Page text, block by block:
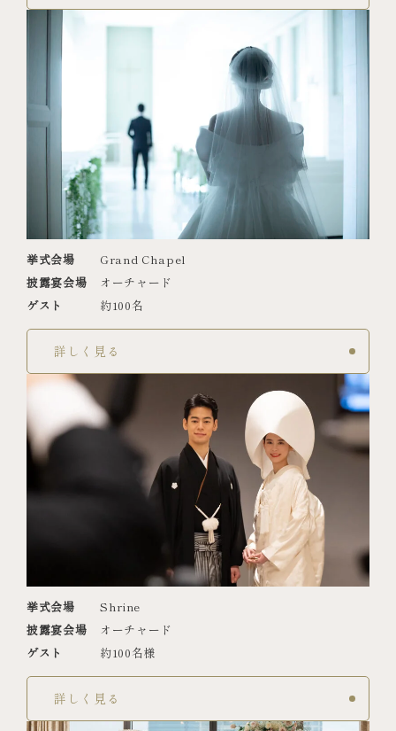
挙式会場
Grand Chapel
披露宴会場
オーチャード
ゲスト
約100名
詳しく見る
挙式会場
Shrine
披露宴会場
オーチャード
ゲスト
約100名様
詳しく見る